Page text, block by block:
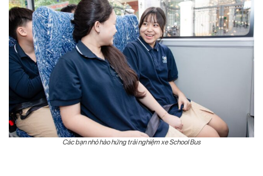
Các bạn nhỏ hào hứng trải nghiệm xe School Bus